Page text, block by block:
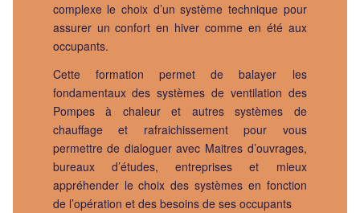
complexe le choix d’un système technique pour
assurer un confort en hiver comme en été aux
occupants.
Cette formation permet de balayer les
fondamentaux des systèmes de ventilation des
Pompes à chaleur et autres systèmes de
chauffage et rafraichissement pour vous
permettre de dialoguer avec Maitres d’ouvrages,
bureaux d’études, entreprises et mieux
appréhender le choix des systèmes en fonction
de l’opération et des besoins de ses occupants